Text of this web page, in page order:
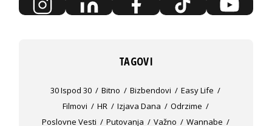
TAGOVI
30 Ispod 30 Bitno Bizbendovi
Easy Life
Filmovi
HR Izjava Dana
Odrzime
Poslovne Vesti
Putovanja Važno
Wannabe